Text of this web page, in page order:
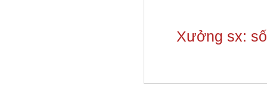
Xưởng sx: